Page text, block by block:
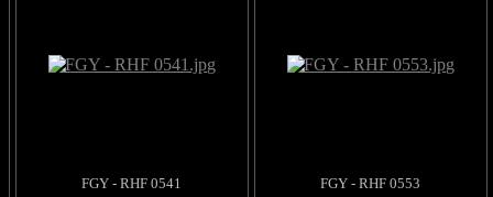
FGY - RHF 0541 FGY - RHF 0553